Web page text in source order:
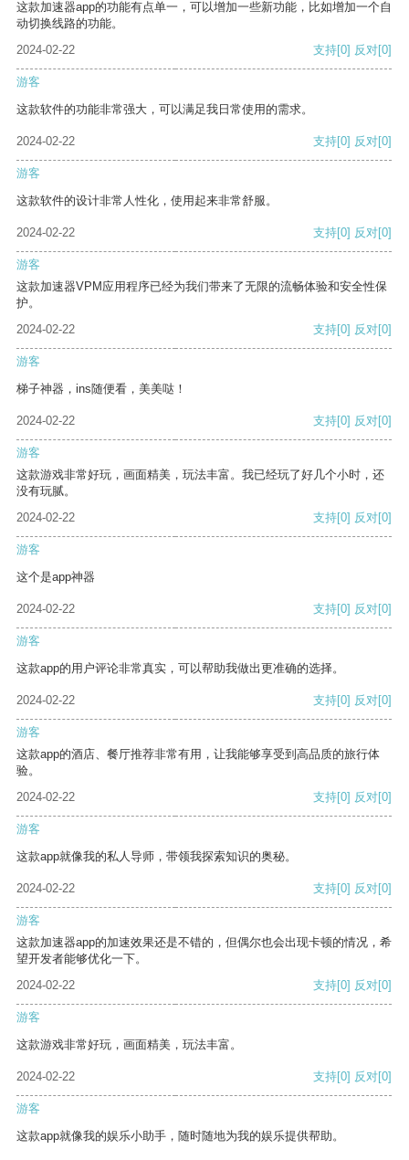
这款加速器app的功能有点单一，可以增加一些新功能，比如增加一个自
动切换线路的功能。
2024-02-22
支持[0] 反对[0]
游客
这款软件的功能非常强大，可以满足我日常使用的需求。
2024-02-22 支持[0] 反对[0]
游客
这款软件的设计非常人性化，使用起来非常舒服。
2024-02-22 支持[0] 反对[0]
游客
这款加速器VPM应用程序已经为我们带来了无限的流畅体验和安全性保
护。
2024-02-22
支持[0] 反对[0]
游客
梯子神器，ins随便看，美美哒！
2024-02-22 支持[0] 反对[0]
游客
这款游戏非常好玩，画面精美，玩法丰富。我已经玩了好几个小时，还
没有玩腻。
2024-02-22
支持[0] 反对[0]
游客
这个是app神器
2024-02-22 支持[0] 反对[0]
游客
这款app的用户评论非常真实，可以帮助我做出更准确的选择。
2024-02-22 支持[0] 反对[0]
游客
这款app的酒店、餐厅推荐非常有用，让我能够享受到高品质的旅行体
验。
2024-02-22
支持[0] 反对[0]
游客
这款app就像我的私人导师，带领我探索知识的奥秘。
2024-02-22 支持[0] 反对[0]
游客
这款加速器app的加速效果还是不错的，但偶尔也会出现卡顿的情况，希
望开发者能够优化一下。
2024-02-22
支持[0] 反对[0]
游客
这款游戏非常好玩，画面精美，玩法丰富。
2024-02-22 支持[0] 反对[0]
游客
这款app就像我的娱乐小助手，随时随地为我的娱乐提供帮助。